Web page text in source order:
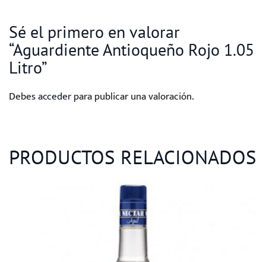
Sé el primero en valorar
“Aguardiente Antioqueño Rojo 1.05
Litro”
Debesaccederpara publicar una valoración.
PRODUCTOS RELACIONADOS